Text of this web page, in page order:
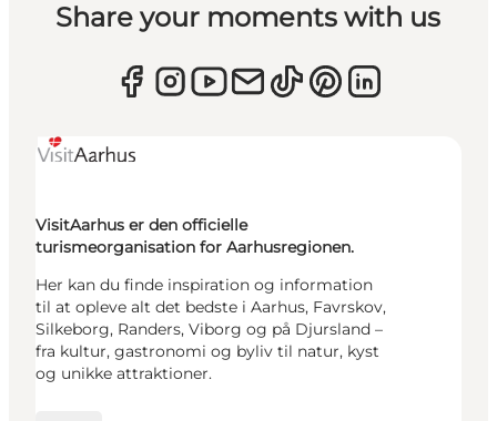
Share your moments with us
VisitAarhus er den officielle
turismeorganisation for Aarhusregionen.
Her kan du finde inspiration og information
til at opleve alt det bedste i Aarhus, Favrskov,
Silkeborg, Randers, Viborg og på Djursland –
fra kultur, gastronomi og byliv til natur, kyst
og unikke attraktioner.